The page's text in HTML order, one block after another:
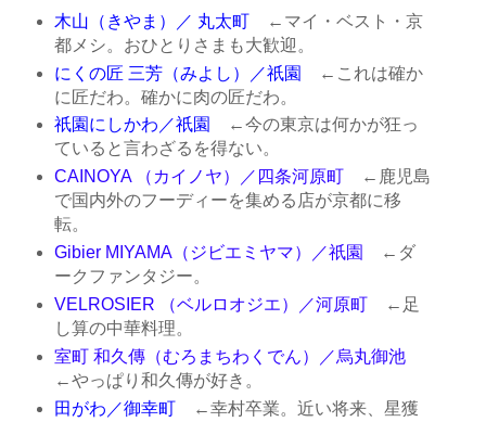
木山（きやま）／ 丸太町←マイ・ベスト・京
都メシ。おひとりさまも大歓迎。
にくの匠 三芳（みよし）／祇園
←これは確か
に匠だわ。確かに肉の匠だわ。
祇園にしかわ／祇園
←今の東京は何かが狂っ
ていると言わざるを得ない。
CAINOYA （カイノヤ）／四条河原町←鹿児島
で国内外のフーディーを集める店が京都に移
転。
Gibier MIYAMA（ジビエミヤマ）／祇園
←ダ
ークファンタジー。
VELROSIER （ベルロオジエ）／河原町←足
し算の中華料理。
室町 和久傳（むろまちわくでん）／烏丸御池
←やっぱり和久傳が好き。
田がわ／御幸町←幸村卒業。近い将来、星獲